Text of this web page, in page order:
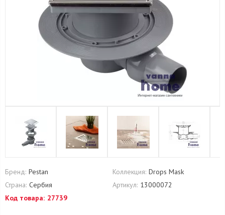
Бренд: Pestan Коллекция: Drops Mask
Страна: Сербия Артикул: 13000072
Код товара: 27739